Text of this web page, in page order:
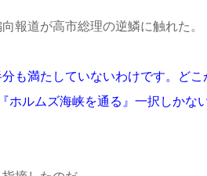
報道が高市総理の逆鱗に触れた。
も満たしていないわけです。どこ
ホルムズ海峡を通る』一択しかな